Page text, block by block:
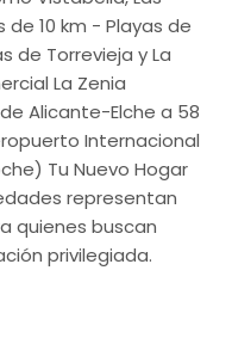
10 km - Playas de
de Torrevieja y La
La Zenia
Alicante-Elche a 58
Internacional
Tu Nuevo Hogar
representan
quienes buscan
privilegiada.